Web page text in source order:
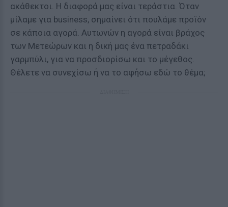
ακάθεκτοι. Η διαφορά μας είναι τεράστια. Όταν
μίλαμε για business, σημαίνει ότι πουλάμε προϊόν
σε κάποια αγορά. Αυτωνών η αγορά είναι βράχος
των Μετεώρων και η δική μας ένα πετραδάκι
γαρμπύλι, για να προσδιορίσω και το μέγεθος.
Θέλετε να συνεχίσω ή να το αφήσω εδώ το θέμα;